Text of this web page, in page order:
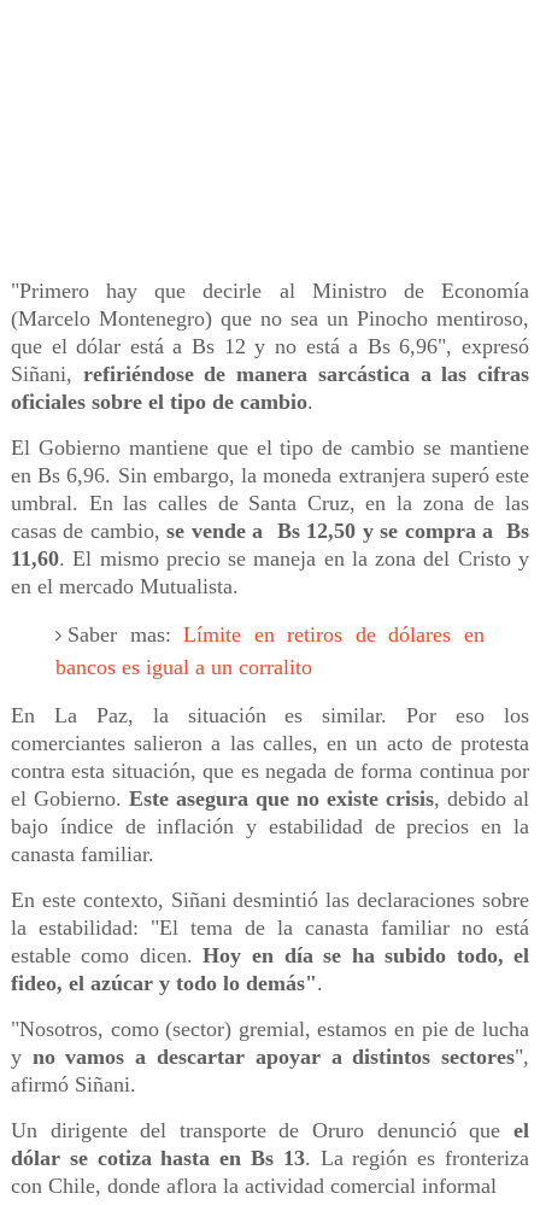
"Primero hay que decirle al Ministro de Economía
(Marcelo Montenegro) que no sea un Pinocho mentiroso,
que el dólar está a Bs 12 y no está a Bs 6,96", expresó
Siñani, refiriéndose de manera sarcástica a las cifras
oficiales sobre el tipo de cambio.
El Gobierno mantiene que el tipo de cambio se mantiene
en Bs 6,96. Sin embargo, la moneda extranjera superó este
umbral. En las calles de Santa Cruz, en la zona de las
casas de cambio,se vende a Bs 12,50 y se compra a Bs
11,60. El mismo precio se maneja en la zona del Cristo y
en el mercado Mutualista.
Saber mas:Límite en retiros de dólares en
bancos es igual a un corralito
En La Paz, la situación es similar. Por eso los
comerciantes salieron a las calles, en un acto de protesta
contra esta situación, que es negada de forma continua por
el Gobierno. Este asegura que no existe crisis, debido al
bajo índice de inflación y estabilidad de precios en la
canasta familiar.
En este contexto, Siñani desmintió las declaraciones sobre
la estabilidad: "El tema de la canasta familiar no está
estable como dicen.Hoy en día se ha subido todo, el
fideo, el azúcar y todo lo demás".
"Nosotros, como (sector) gremial, estamos en pie de lucha
y no vamos a descartar apoyar a distintos sectores",
afirmó Siñani.
Un dirigente del transporte de Oruro denunció queel
dólar se cotiza hasta en Bs 13. La región es fronteriza
con Chile, donde aflora la actividad comercial informal